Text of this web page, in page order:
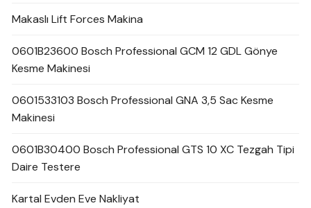
Makaslı Lift Forces Makina
0601B23600 Bosch Professional GCM 12 GDL Gönye
Kesme Makinesi
0601533103 Bosch Professional GNA 3,5 Sac Kesme
Makinesi
0601B30400 Bosch Professional GTS 10 XC Tezgah Tipi
Daire Testere
Kartal Evden Eve Nakliyat